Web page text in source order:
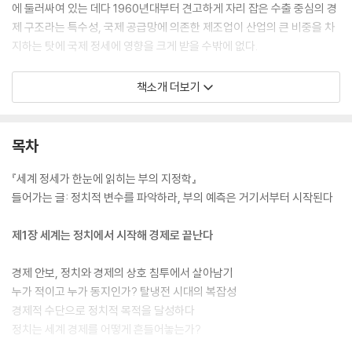
에 둘러싸여 있는 데다 1960년대부터 견고하게 자리 잡은 수출 중심의 경
제 구조라는 특수성, 국제 공급망에 의존한 제조업이 산업의 큰 비중을 차
지하는 탓에 국제 정세에 영향을 크게 받을 수밖에 없다.
[도서] 혁신의 지리학 : 혁신은 어디에서 탄생하는가
실리콘밸리의 종말인가, 거대한 혁신의 이동인가?
3대륙 8개국을 직접 누빈 글로벌 혁신 탐사 보고서!
지난 반세기 동안 인류의 삶을 정의한 기술은 실리콘밸리라는 하나의 우편
번호에서 시작되었다. 하지만 지금, 그 독점적 지위가 흔들리고 있다는 목
이 아닌 베이징에서 쏟아지고, 전 세계 모바일 기기 절반 이상을 움직이는
‘실리콘밸리는 저물고 있는가? 만약 그렇다면 다음 유니콘의 발원지는 어
디인가?’
책소개 더보기
목차
『세계 정세가 한눈에 읽히는 부의 지정학』
들어가는 글: 정치적 변수를 파악하라, 부의 예측은 거기서부터 시작된다
제1장 세계는 정치에서 시작해 경제로 끝난다
경제 안보, 정치와 경제의 상호 침투에서 살아남기
누가 적이고 누가 동지인가? 탈냉전 시대의 복잡성
경제적 수단으로 정치적 목적을 달성하다
정치는 세계 경제를 어떻게 흔들어놓는가?